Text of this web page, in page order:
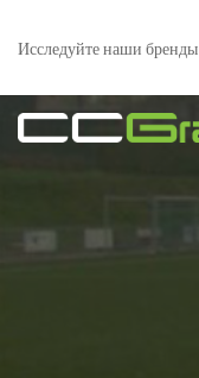
Исследуйте наши бренды